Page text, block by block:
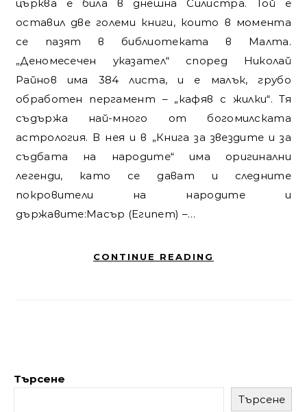
църква е била в днешна Силистра. Той е
оставил две големи книги, които в момента
се пазят в библиотеката в Малта.
„Деномесечен указател“ според Николай
Райнов има 384 листа, и е малък, грубо
обработен пергамент – „кафяв с жилки“. Тя
съдържа най-много от богомилската
астрология. В нея и в „Книга за звездите и за
съдбата на народите“ има оригинални
легенди, като се дават и следните
покровители на народите и
държавите:Масър (Египет) –…
CONTINUE READING
Търсене
Търсене